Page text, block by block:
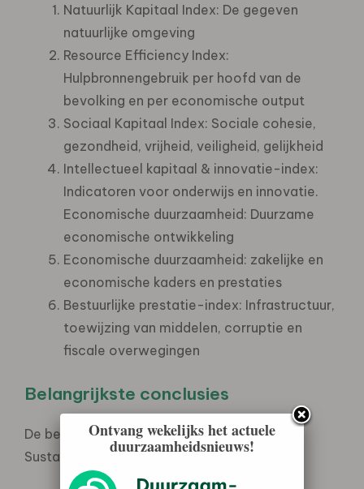
Natuurlijk Kapitaal Index: De gegeven
natuurlijke omgeving
Resource Efficiency Index:
Hulpbronnengebruik per hoofd van de
bevolking en per economische output
Sociaal Kapitaal Index: Sociale cohesie,
gezondheid, vrijheid, veiligheid, gelijkheid
Intellectueel kapitaal & innovatie-index:
Indicatoren voor onderwijs en innovatie.
Economische duurzaamheid: Duurzame
economische ontwikkeling
Economische duurzaamheid: zakelijke en
economische kaders en prestaties
Bestuurlijke prestatie-index: Infrastructuur,
toewijzing van middelen, corruptie en
fiscale overwegingen
Belangrijkste conclusies
De belangrijkste conclusies uit de Global
Sustainable Competitiveness Index 2023:
Ontvang wekelijks het actuele
duurzaamheidsnieuws!